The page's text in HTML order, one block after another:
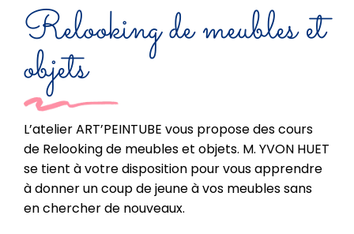
Relooking de meubles et
objets
L’atelier ART’PEINTUBE vous propose des cours
de Relooking de meubles et objets. M. YVON HUET
se tient à votre disposition pour vous apprendre
à donner un coup de jeune à vos meubles sans
en chercher de nouveaux.